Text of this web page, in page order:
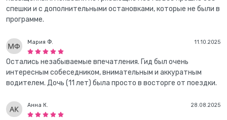
спешки и с дополнительными остановками, которые не были в
программе.
11.10.2025
Мария Ф.
Остались незабываемые впечатления. Гид был очень
интересным собеседником, внимательным и аккуратным
водителем. Дочь (11 лет) была просто в восторге от поездки.
28.08.2025
Анна К.